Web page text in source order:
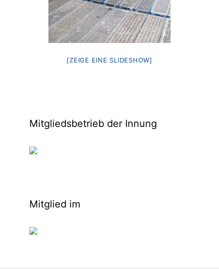
[ZEIGE EINE SLIDESHOW]
Mitgliedsbetrieb der Innung
Mitglied im